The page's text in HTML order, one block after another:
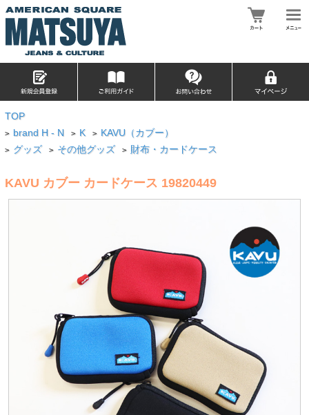
TOP
> brand H - N > K > KAVU（カブー）
> グッズ > その他グッズ > 財布・カードケース
KAVU カブー カードケース 19820449